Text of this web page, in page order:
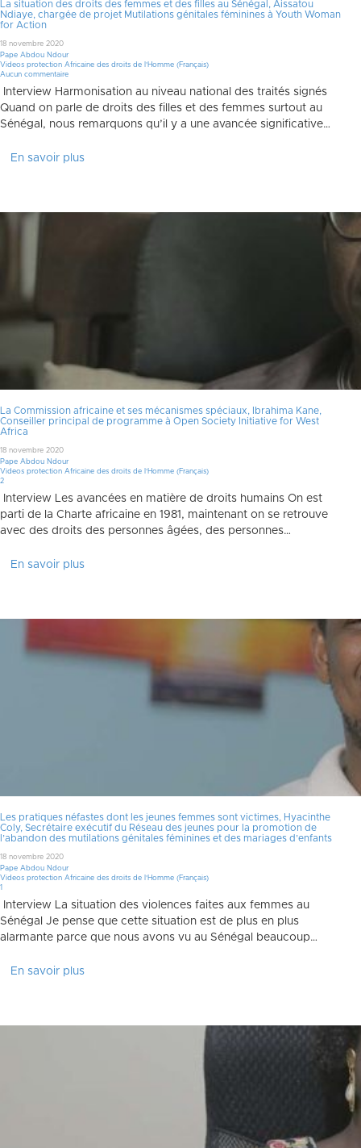
La situation des droits des femmes et des filles au Sénégal, Aissatou
Ndiaye, chargée de projet Mutilations génitales féminines à Youth Woman
for Action
18 novembre 2020
Pape Abdou Ndour
Videos protection Africaine des droits de l'Homme (Français)
Aucun commentaire
Interview Harmonisation au niveau national des traités signés
Quand on parle de droits des filles et des femmes surtout au
Sénégal, nous remarquons qu’il y a une avancée significative…
En savoir plus
La Commission africaine et ses mécanismes spéciaux, Ibrahima Kane,
Conseiller principal de programme à Open Society Initiative for West
Africa
18 novembre 2020
Pape Abdou Ndour
Videos protection Africaine des droits de l'Homme (Français)
2Commentaires
Interview Les avancées en matière de droits humains On est
parti de la Charte africaine en 1981, maintenant on se retrouve
avec des droits des personnes âgées, des personnes…
En savoir plus
Les pratiques néfastes dont les jeunes femmes sont victimes, Hyacinthe
Coly, Secrétaire exécutif du Réseau des jeunes pour la promotion de
l’abandon des mutilations génitales féminines et des mariages d’enfants
18 novembre 2020
Pape Abdou Ndour
Videos protection Africaine des droits de l'Homme (Français)
1
Interview La situation des violences faites aux femmes au
Sénégal Je pense que cette situation est de plus en plus
alarmante parce que nous avons vu au Sénégal beaucoup…
En savoir plus